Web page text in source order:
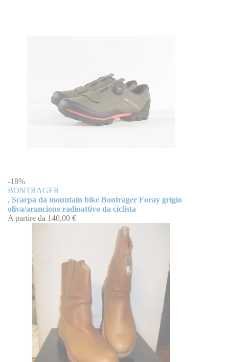
-18%
BONTRAGER
, Scarpa da mountain bike Bontrager Foray grigio
oliva/arancione radioattivo da ciclista
A partire da 140,00 €